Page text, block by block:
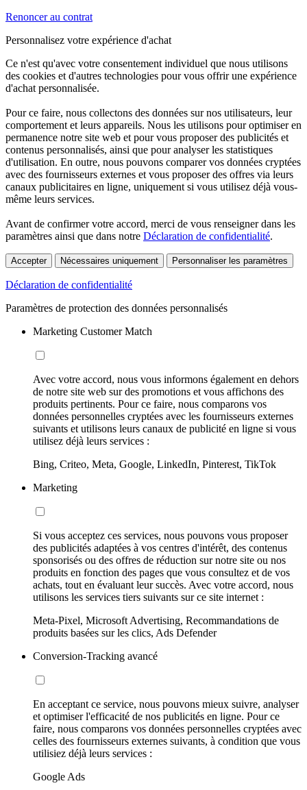
Renoncer au contrat
Personnalisez votre expérience d'achat
Ce n'est qu'avec votre consentement individuel que nous utilisons
des cookies et d'autres technologies pour vous offrir une expérience
d'achat personnalisée.
Pour ce faire, nous collectons des données sur nos utilisateurs, leur
comportement et leurs appareils. Nous les utilisons pour optimiser en
permanence notre site web et pour vous proposer des publicités et
contenus personnalisés, ainsi que pour analyser les statistiques
d'utilisation. En outre, nous pouvons comparer vos données cryptées
avec des fournisseurs externes et vous proposer des offres via leurs
canaux publicitaires en ligne, uniquement si vous utilisez déjà vous-
même leurs services.
Avant de confirmer votre accord, merci de vous renseigner dans les
paramètres ainsi que dans notre Déclaration de confidentialité.
Accepter Nécessaires uniquement Personnaliser les paramètres
Déclaration de confidentialité
Paramètres de protection des données personnalisés
Marketing Customer Match
Avec votre accord, nous vous informons également en dehors
de notre site web sur des promotions et vous affichons des
produits pertinents. Pour ce faire, nous comparons vos
données personnelles cryptées avec les fournisseurs externes
suivants et utilisons leurs canaux de publicité en ligne si vous
utilisez déjà leurs services :
Bing, Criteo, Meta, Google, LinkedIn, Pinterest, TikTok
Marketing
Si vous acceptez ces services, nous pouvons vous proposer
des publicités adaptées à vos centres d'intérêt, des contenus
sponsorisés ou des offres de réduction sur notre site ou nos
produits en fonction des pages que vous consultez et de vos
achats, tout en évaluant leur succès. Avec votre accord, nous
utilisons les services tiers suivants sur ce site internet :
Meta-Pixel, Microsoft Advertising, Recommandations de
produits basées sur les clics, Ads Defender
Conversion-Tracking avancé
En acceptant ce service, nous pouvons mieux suivre, analyser
et optimiser l'efficacité de nos publicités en ligne. Pour ce
faire, nous comparons vos données personnelles cryptées avec
celles des fournisseurs externes suivants, à condition que vous
utilisiez déjà leurs services :
Google Ads